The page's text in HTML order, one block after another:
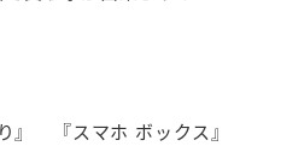
』 『スマホ ボックス』